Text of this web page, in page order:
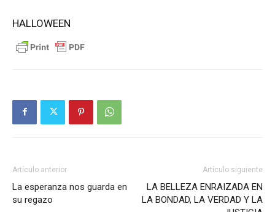
HALLOWEEN
Artículo anterior
La esperanza nos guarda en
su regazo
Artículo siguiente
LA BELLEZA ENRAIZADA EN
LA BONDAD, LA VERDAD Y LA